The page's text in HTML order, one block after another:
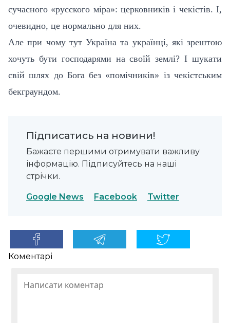
сучасного «русского міра»: церковників і чекістів. І,
очевидно, це нормально для них.
Але при чому тут Україна та українці, які зрештою
хочуть бути господарями на своїй землі? І шукати
свій шлях до Бога без «помічників» із чекістським
бекграундом.
Підписатись на новини!
Бажаєте першими отримувати важливу
інформацію. Підписуйтесь на наші
стрічки.
Google News Facebook Twitter
Коментарі